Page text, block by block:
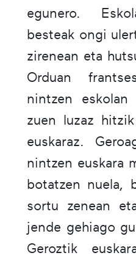
egunero.
besteak ongi
zirenean eta
Orduan
nintzen
zuen luzaz
euskaraz.
nintzen euskara
botatzen nuela,
sortu zenean
jende gehiago
Geroztik